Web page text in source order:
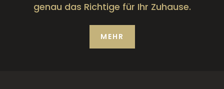
genau das Richtige für Ihr Zuhause.
MEHR